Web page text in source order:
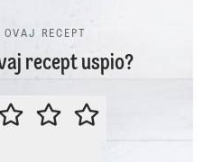
RECEPT
recept uspio?
OCIJENITE OVAJ RECEPT